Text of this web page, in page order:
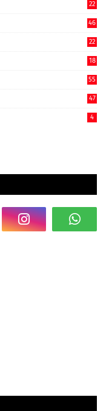
22
46
22
18
55
47
4